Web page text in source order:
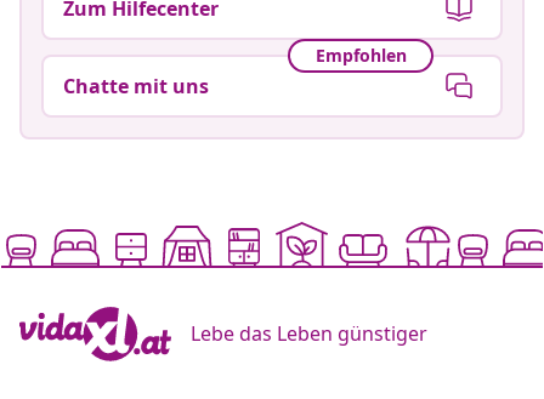
Zum Hilfecenter
Empfohlen
Chatte mit uns
Lebe das Leben günstiger